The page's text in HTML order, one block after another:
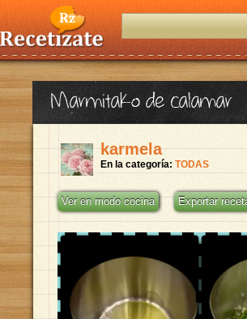
Marmitako de calamar
karmela
En la categoría: TODAS
Ver en modo cocina Exportar